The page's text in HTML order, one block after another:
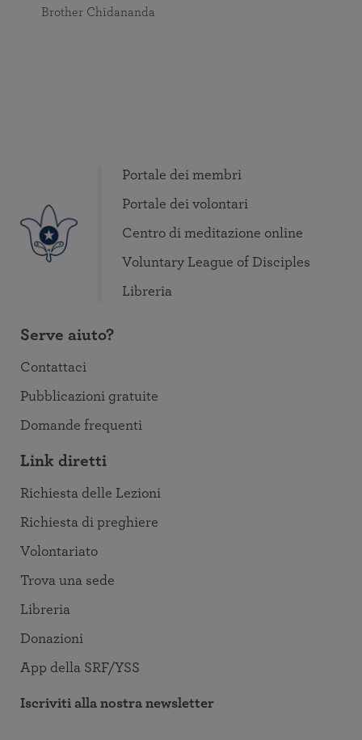
Brother Chidananda
Portale dei membri
Portale dei volontari
Centro di meditazione online
Voluntary League of Disciples
Libreria
Serve aiuto?
Contattaci
Pubblicazioni gratuite
Domande frequenti
Link diretti
Richiesta delle Lezioni
Richiesta di preghiere
Volontariato
Trova una sede
Libreria
Donazioni
App della SRF/YSS
Iscriviti alla nostra newsletter